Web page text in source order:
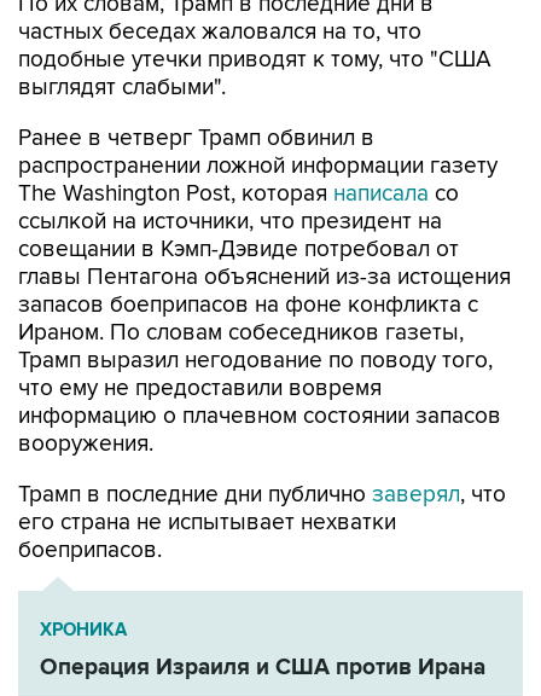
частных беседах жаловался на то, что
подобные утечки приводят к тому, что "США
выглядят слабыми".
Ранее в четверг Трамп обвинил в
распространении ложной информации газету
The Washington Post, которая написала со
ссылкой на источники, что президент на
совещании в Кэмп-Дэвиде потребовал от
главы Пентагона объяснений из-за истощения
запасов боеприпасов на фоне конфликта с
Ираном. По словам собеседников газеты,
Трамп выразил негодование по поводу того,
что ему не предоставили вовремя
информацию о плачевном состоянии запасов
вооружения.
Трамп в последние дни публично заверял, что
его страна не испытывает нехватки
боеприпасов.
ХРОНИКА
Операция Израиля и США против Ирана